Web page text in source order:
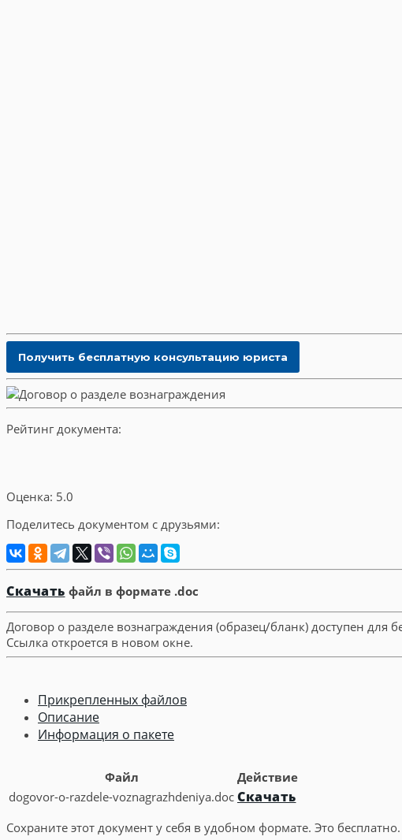
Рейтинг документа:
Оценка: 5.0
Поделитесь документом с друзьями:
Скачать файл в формате .doc
Договор о разделе вознаграждения (образец/бланк) доступен
Ссылка откроется в новом окне.
Прикрепленных файлов
Описание
Информация о пакете
Файл
Действие
dogovor-o-razdele-voznagrazhdeniya.doc Скачать
Сохраните этот документ у себя в удобном формате. Это бесплатно.